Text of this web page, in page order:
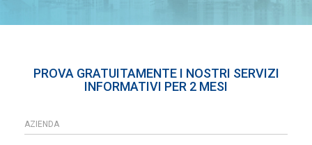
PROVA GRATUITAMENTE I NOSTRI SERVIZI
INFORMATIVI PER 2 MESI